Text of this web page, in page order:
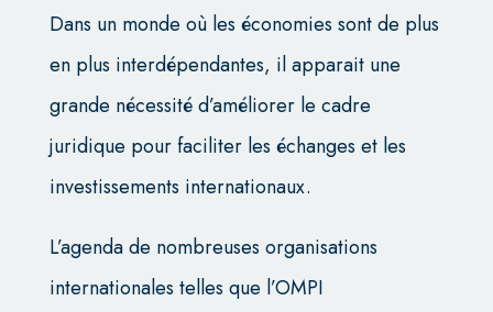
Dans un monde où les économies sont de plus
en plus interdépendantes, il apparait une
grande nécessité d’améliorer le cadre
juridique pour faciliter les échanges et les
investissements internationaux.
L’agenda de nombreuses organisations
internationales telles que l’OMPI